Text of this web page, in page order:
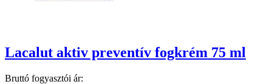
Lacalut aktiv preventív fogkrém 75 ml
Bruttó fogyasztói ár: